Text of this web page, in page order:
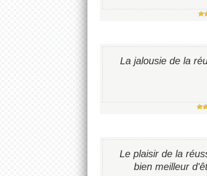
La jalousie de la
Le plaisir de la
bien meilleur